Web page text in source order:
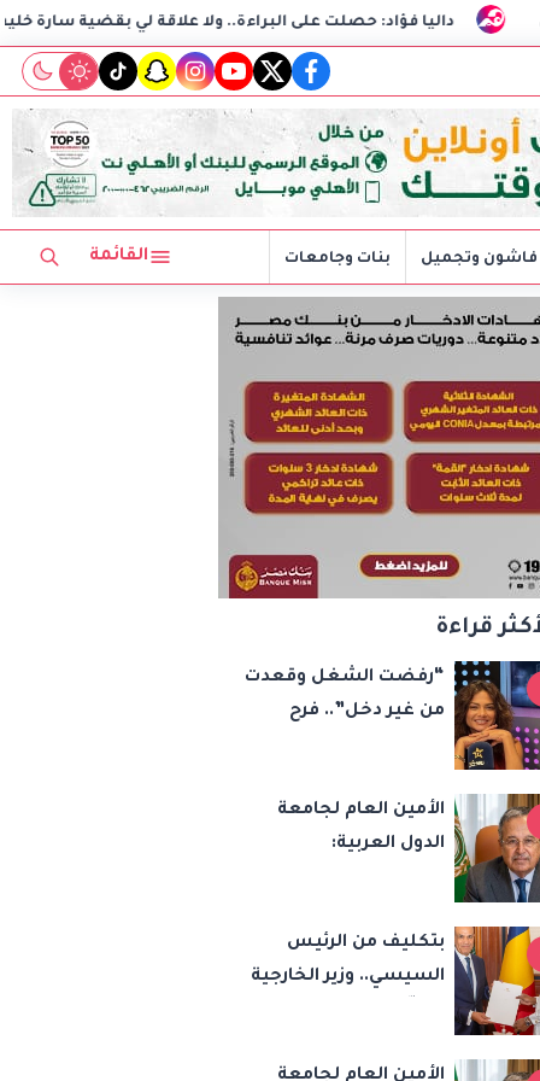
سامو حصلت على البراءة.. ولا علاقة لي بقضية سارة خليفة
facebook
twitter
youtube
instagram
snapchat
tiktok
فاشون وتجميل بنات وجامعات القائمة
قراءة
“رفضت الشغل وقعدت
من غير دخل”.. فرح
اختفائها
الأمين العام لجامعة
الدول العربية:
المنطقة
بتكليف من الرئيس
السيسي.. وزير الخارجية
الأمين العام لجامعة